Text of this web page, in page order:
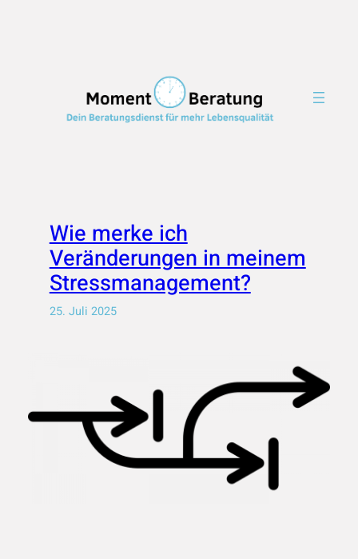
Wie merke ich
Veränderungen in meinem
Stressmanagement?
25. Juli 2025